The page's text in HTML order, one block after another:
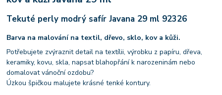
Tekuté perly modrý safír Javana 29 ml 92326
Barva na malování na textil, dřevo, sklo, kov a kůži.
Potřebujete zvýraznit detail na textílii, výrobku z papíru, dřeva,
keramiky, kovu, skla, napsat blahopřání k narozeninám nebo
domalovat vánoční ozdobu?
Úzkou špičkou malujete krásné tenké kontury.